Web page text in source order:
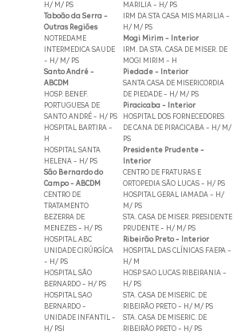
H/ M/ PS
Taboão da Serra -
Outras Regiões
NOTREDAME
INTERMEDICA SAUDE
- H/ M/ PS
Santo André -
ABCDM
HOSP. BENEF.
PORTUGUESA DE
SANTO ANDRÉ - H/ PS
HOSPITAL BARTIRA -
H
HOSPITAL SANTA
HELENA - H/ PS
São Bernardo do
Campo - ABCDM
CENTRO DE
TRATAMENTO
BEZERRA DE
MENEZES - H/ PS
HOSPITAL ABC
UNIDADE CIRÚRGÍCA
- H/ PS
HOSPITAL SÃO
BERNARDO - H/ PS
HOSPITAL SAO
BERNARDO -
UNIDADE INFANTIL -
H/ PSI
MARILIA - H/ PS
IRM DA STA CASA MIS MARILIA -
H/ M/ PS
Mogi Mirim - Interior
IRM. DA STA. CASA DE MISER. DE
MOGI MIRIM - H
Piedade - Interior
SANTA CASA DE MISERICORDIA
DE PIEDADE - H/ M/ PS
Piracicaba - Interior
HOSPITAL DOS FORNECEDORES
DE CANA DE PIRACICABA - H/ M/
PS
Presidente Prudente -
Interior
CENTRO DE FRATURAS E
ORTOPEDIA SÃO LUCAS - H/ PS
HOSPITAL GERAL IAMADA - H/
M/ PS
STA. CASA DE MISER. PRESIDENTE
PRUDENTE - H/ M/ PS
Ribeirão Preto - Interior
HOSPITAL DAS CLÍNICAS FAEPA -
H/ M
HOSP SAO LUCAS RIBEIRANIA -
H/ PS
STA. CASA DE MISERIC. DE
RIBEIRÃO PRETO - H/ M/ PS
STA. CASA DE MISERIC. DE
RIBEIRÃO PRETO - H/ PS